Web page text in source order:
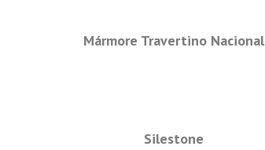
Mármore Travertino Nacional
Silestone